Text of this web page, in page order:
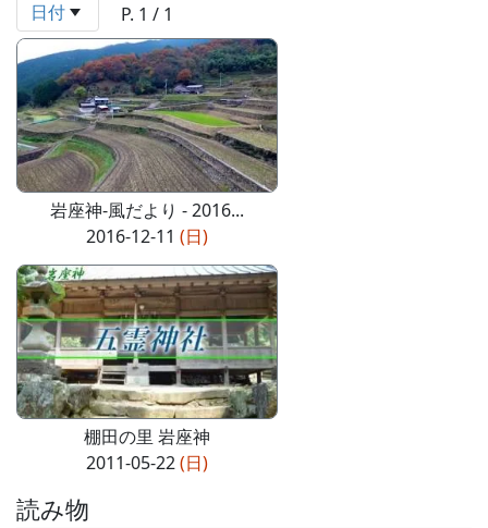
日付 P. 1 / 1
岩座神-風だより - 2016...
2016-12-11 (日)
棚田の里 岩座神
2011-05-22(日)
読み物